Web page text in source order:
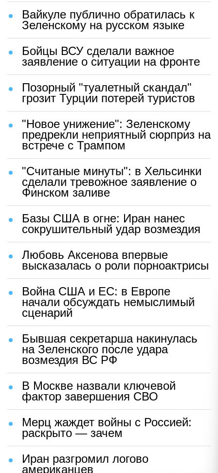
Вайкуле публично обратилась к
Зеленскому на русском языке
Бойцы ВСУ сделали важное
заявление о ситуации на фронте
Позорный "туалетный скандал"
грозит Турции потерей туристов
"Новое унижение": Зеленскому
предрекли неприятный сюрприз на
встрече с Трампом
"Считаные минуты": в Хельсинки
сделали тревожное заявление о
Финском заливе
Базы США в огне: Иран нанес
сокрушительный удар возмездия
Любовь Аксенова впервые
высказалась о роли порноактрисы
Война США и ЕС: в Европе
начали обсуждать немыслимый
сценарий
Бывшая секретарша накинулась
на Зеленского после удара
возмездия ВС РФ
В Москве назвали ключевой
фактор завершения СВО
Мерц жаждет войны с Россией:
раскрыто — зачем
Иран разгромил логово
американцев